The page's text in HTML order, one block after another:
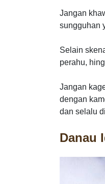
Jangan
sungguhan
Selain
perahu,
Jangan
dengan
dan selalu
Danau